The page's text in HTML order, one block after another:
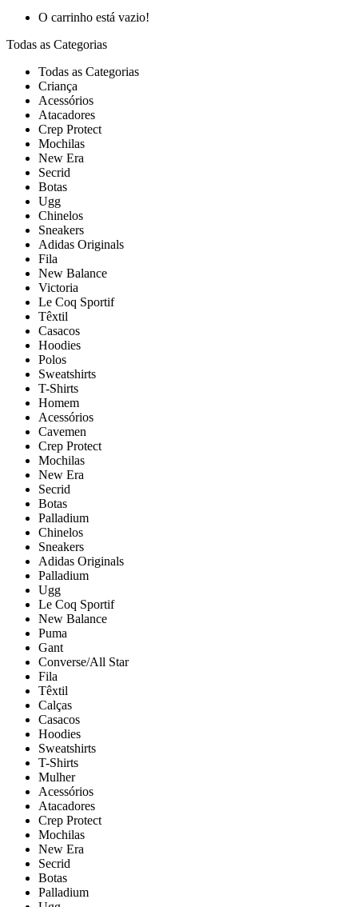
O carrinho está vazio!
Todas as Categorias
Todas as Categorias
Criança
Acessórios
Atacadores
Crep Protect
Mochilas
New Era
Secrid
Botas
Ugg
Chinelos
Sneakers
Adidas Originals
Fila
New Balance
Victoria
Le Coq Sportif
Têxtil
Casacos
Hoodies
Polos
Sweatshirts
T-Shirts
Homem
Acessórios
Cavemen
Crep Protect
Mochilas
New Era
Secrid
Botas
Palladium
Chinelos
Sneakers
Adidas Originals
Palladium
Ugg
Le Coq Sportif
New Balance
Puma
Gant
Converse/All Star
Fila
Têxtil
Calças
Casacos
Hoodies
Sweatshirts
T-Shirts
Mulher
Acessórios
Atacadores
Crep Protect
Mochilas
New Era
Secrid
Botas
Palladium